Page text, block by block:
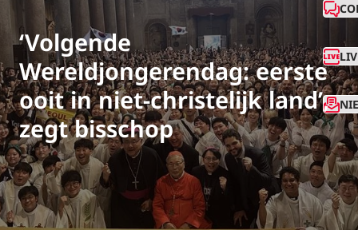
‘Volgende
Wereldjongerendag: eerste
ooit in niet-christelijk land’,
zegt bisschop